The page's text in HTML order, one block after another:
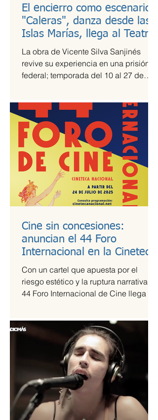
El encierro como escenario:
"Caleras", danza desde las
Islas Marías, llega al Teatro
Guillermina Bravo
La obra de Vicente Silva Sanjinés
revive su experiencia en una prisión
federal; temporada del 10 al 27 de
Cine sin concesiones:
anuncian el 44 Foro
Internacional en la Cineteca
Nacional
Con un cartel que apuesta por el
riesgo estético y la ruptura narrativa, el
44 Foro Internacional de Cine llega a
de vanguardia.